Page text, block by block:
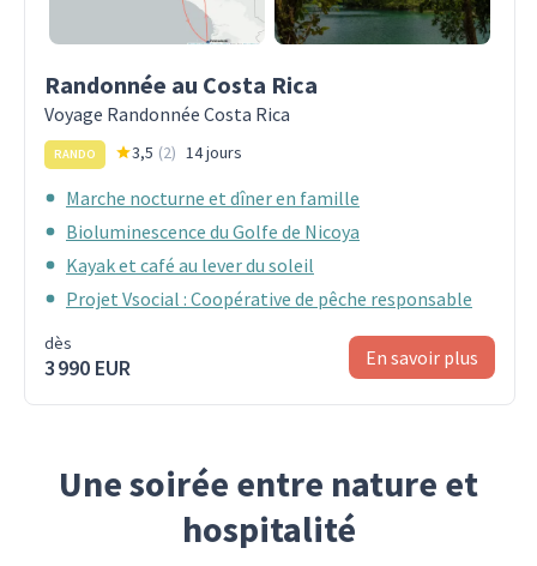
Randonnée au Costa Rica
Voyage Randonnée Costa Rica
RANDO 3,5 (2) 14 jours
Marche nocturne et dîner en famille
Bioluminescence du Golfe de Nicoya
Kayak et café au lever du soleil
Projet Vsocial : Coopérative de pêche responsable
dès
3 990 EUR En savoir plus
Une soirée entre nature et
hospitalité